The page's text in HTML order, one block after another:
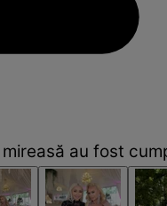
au fost